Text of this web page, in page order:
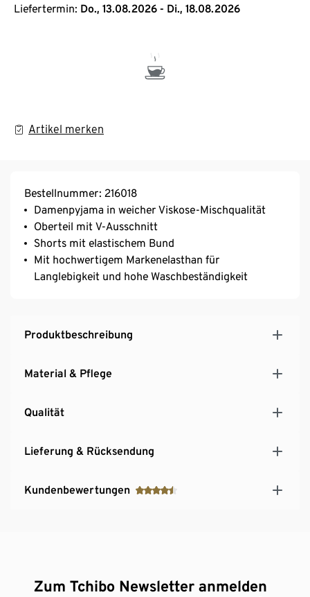
Liefertermin: Do., 13.08.2026 - Di., 18.08.2026
Artikel merken
Bestellnummer: 216018
Damenpyjama in weicher Viskose-Mischqualität
Oberteil mit V-Ausschnitt
Shorts mit elastischem Bund
Mit hochwertigem Markenelasthan für
Langlebigkeit und hohe Waschbeständigkeit
Produktbeschreibung
Material & Pflege
Qualität
Lieferung & Rücksendung
Kundenbewertungen
Zum Tchibo Newsletter anmelden